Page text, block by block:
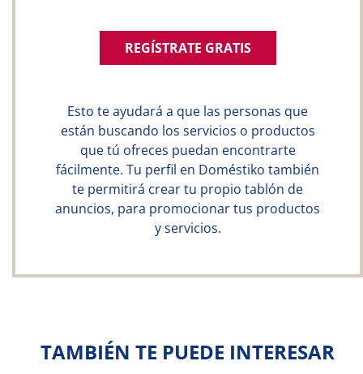
REGÍSTRATE GRATIS
Esto te ayudará a que las personas que
están buscando los servicios o productos
que tú ofreces puedan encontrarte
fácilmente. Tu perfil en Doméstiko también
te permitirá crear tu propio tablón de
anuncios, para promocionar tus productos
y servicios.
TAMBIÉN TE PUEDE INTERESAR